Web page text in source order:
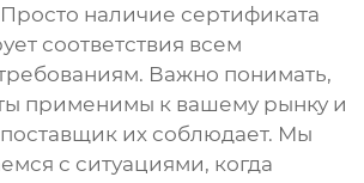
наличие сертификата
соответствия всем
Важно понимать,
применимы к вашему рынку и
поставщик их соблюдает. Мы
с ситуациями, когда